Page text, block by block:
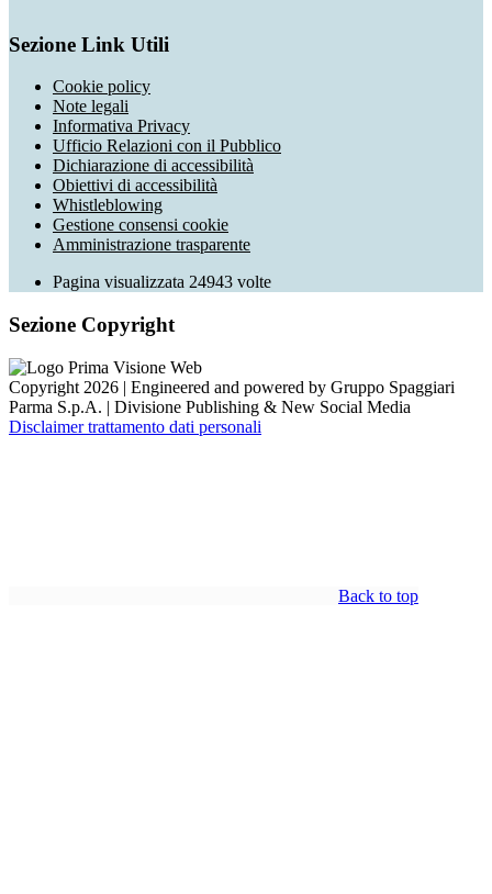
Sezione Link Utili
Cookie policy
Note legali
Informativa Privacy
Ufficio Relazioni con il Pubblico
Dichiarazione di accessibilità
Obiettivi di accessibilità
Whistleblowing
Gestione consensi cookie
Amministrazione trasparente
Pagina visualizzata 24943 volte
Sezione Copyright
Copyright 2026 | Engineered and powered by Gruppo Spaggiari
Parma S.p.A. | Divisione Publishing & New Social Media
Disclaimer trattamento dati personali
Back to top